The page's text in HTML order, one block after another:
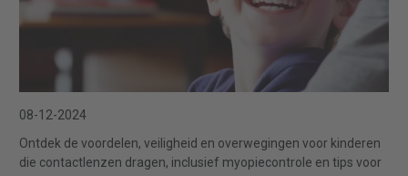
08-12-2024
Ontdek de voordelen, veiligheid en overwegingen voor kinderen
die contactlenzen dragen, inclusief myopiecontrole en tips voor